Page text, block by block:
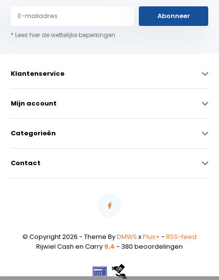
Abonneer
* Lees hier de wettelijke beperkingen
Klantenservice
Mijn account
Categorieën
Contact
© Copyright 2026 - Theme ByDMWS xPlus+ - RSS-feed
Rijwiel Cash en Carry 9,4 - 380 beoordelingen